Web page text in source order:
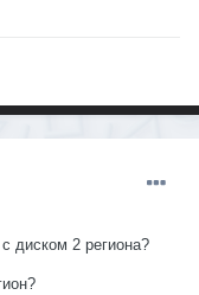
диском 2 региона?